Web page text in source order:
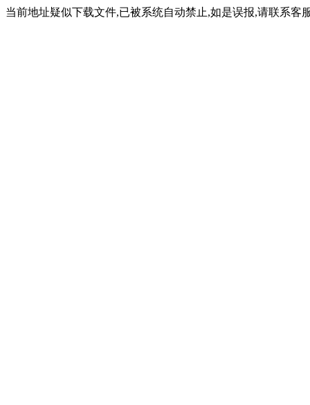
当前地址疑似下载文件,已被系统自动禁止,如是误报,请联系客